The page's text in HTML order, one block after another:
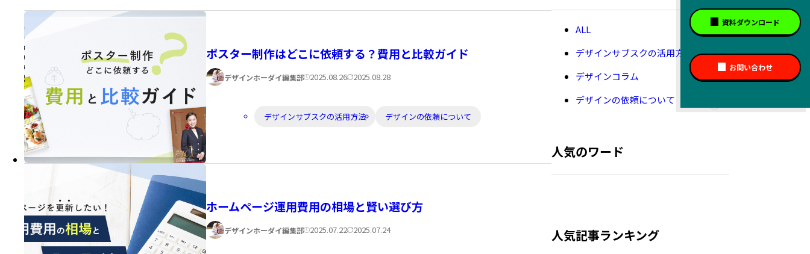
資料ダウンロード
お問い合わせ
ポスター制作はどこに依頼する？費用と比較ガイド
著
者:
デザインホーダイ編集部公
日:
2025.08.26更
日:
2025.08.28
カ
テ
ゴ
リ
ー:
デザインサブスクの活用方法 デザインの依頼について
ホームページ運用費用の相場と賢い選び方
著
者:
デザインホーダイ編集部公2025.07.22更2025.07.24
の
事
を
デザインサブスクの活用方法
デザインコラム
デザインの依頼について
人気のワード
人気記事ランキング